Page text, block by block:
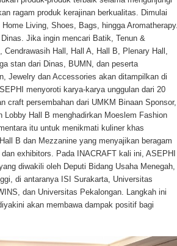
ragam produk kerajinan berkualitas. Dimulai
Living, Shoes, Bags, hingga Aromatherapy.
Jika ingin mencari Batik, Tenun &
Hall, Hall A, Hall B, Plenary Hall,
stan dari Dinas, BUMN, dan peserta
Jewelry dan Accessories akan ditampilkan di
menyoroti karya-karya unggulan dari 20
craft persembahan dari UMKM Binaan Sponsor,
Hall B menghadirkan Moeslem Fashion
itu untuk menikmati kuliner khas
B dan Mezzanine yang menyajikan beragam
exhibitors. Pada INACRAFT kali ini, ASEPHI
diwakili oleh Deputi Bidang Usaha Menegah,
di antaranya ISI Surakarta, Universitas
dan Universitas Pekalongan. Langkah ini
akan membawa dampak positif bagi